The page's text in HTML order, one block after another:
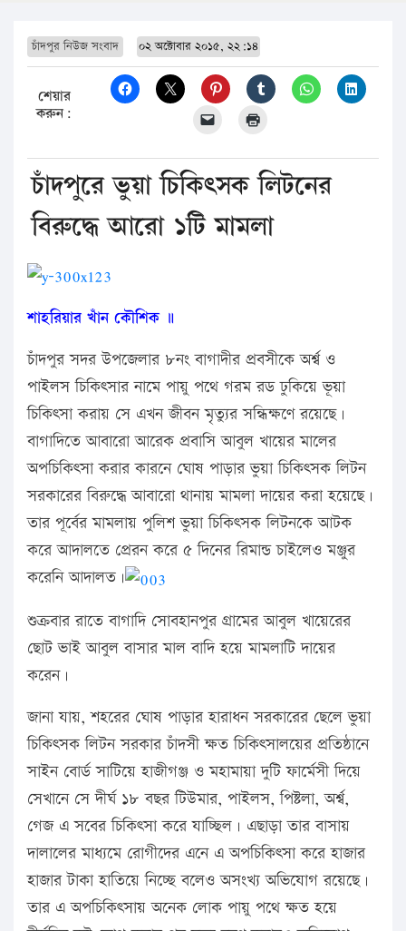
চাঁদপুর নিউজ সংবাদ ০২ অক্টোবার ২০১৫, ২২:১৪
শেয়ার
করুন:
চাঁদপুরে ভুয়া চিকিৎসক লিটনের
বিরুদ্ধে আরো ১টি মামলা
শাহরিয়ার খাঁন কৌশিক ॥
চাঁদপুর সদর উপজেলার ৮নং বাগাদীর প্রবসীকে অর্শ্ব ও
পাইলস চিকিৎসার নামে পায়ু পথে গরম রড ঢুকিয়ে ভূয়া
চিকিৎসা করায় সে এখন জীবন মৃত্যুর সন্ধিক্ষণে রয়েছে।
বাগাদিতে আবারো আরেক প্রবাসি আবুল খায়ের মালের
অপচিকিৎসা করার কারনে ঘোষ পাড়ার ভুয়া চিকিৎসক লিটন
সরকারের বিরুদ্ধে আবারো থানায় মামলা দায়ের করা হয়েছে।
তার পূর্বের মামলায় পুলিশ ভুয়া চিকিৎসক লিটনকে আটক
করে আদালতে প্রেরন করে ৫ দিনের রিমান্ড চাইলেও মঞ্জুর
করেনি আদালত।
শুক্রবার রাতে বাগাদি সোবহানপুর গ্রামের আবুল খায়েরের
ছোট ভাই আবুল বাসার মাল বাদি হয়ে মামলাটি দায়ের
করেন।
জানা যায়, শহরের ঘোষ পাড়ার হারাধন সরকারের ছেলে ভুয়া
চিকিৎসক লিটন সরকার চাঁদসী ক্ষত চিকিৎসালয়ের প্রতিষ্ঠানে
সাইন বোর্ড সাটিয়ে হাজীগঞ্জ ও মহামায়া দুটি ফার্মেসী দিয়ে
সেখানে সে দীর্ঘ ১৮ বছর টিউমার, পাইলস, পিষ্টলা, অর্শ্ব,
গেজ এ সবের চিকিৎসা করে যাচ্ছিল। এছাড়া তার বাসায়
দালালের মাধ্যমে রোগীদের এনে এ অপচিকিৎসা করে হাজার
হাজার টাকা হাতিয়ে নিচ্ছে বলেও অসংখ্য অভিযোগ রয়েছে।
তার এ অপচিকিৎসায় অনেক লোক পায়ু পথে ক্ষত হয়ে